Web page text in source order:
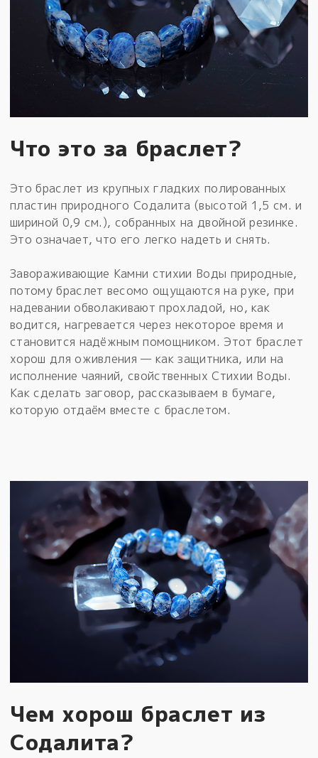
Что это за браслет?
Это браслет из крупных гладких полированных
пластин природного Содалита (высотой 1,5 см. и
шириной 0,9 см.), собранных на двойной резинке.
Это означает, что его легко надеть и снять.
Завораживающие Камни стихии Воды природные,
потому браслет весомо ощущаются на руке, при
надевании обволакивают прохладой, но, как
водится, нагревается через некоторое время и
становится надёжным помощником. Этот браслет
хорош для оживления — как защитника, или на
исполнение чаяний, свойственных Стихии Воды.
Как сделать заговор, рассказываем в бумаге,
которую отдаём вместе с браслетом.
Чем хорош браслет из
Содалита?